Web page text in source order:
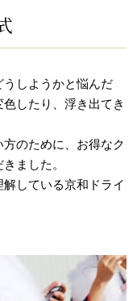
しようかと悩んだ
したり、浮き出てき
のために、お得なク
ました。
している京和ドライ